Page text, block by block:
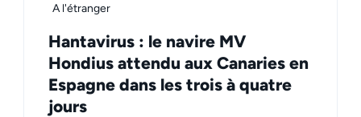
A l'étranger
Hantavirus : le navire MV
Hondius attendu aux Canaries en
Espagne dans les trois à quatre
jours